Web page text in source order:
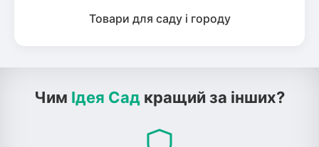
Товари для саду і городу
Чим Ідея Сад кращий за інших?